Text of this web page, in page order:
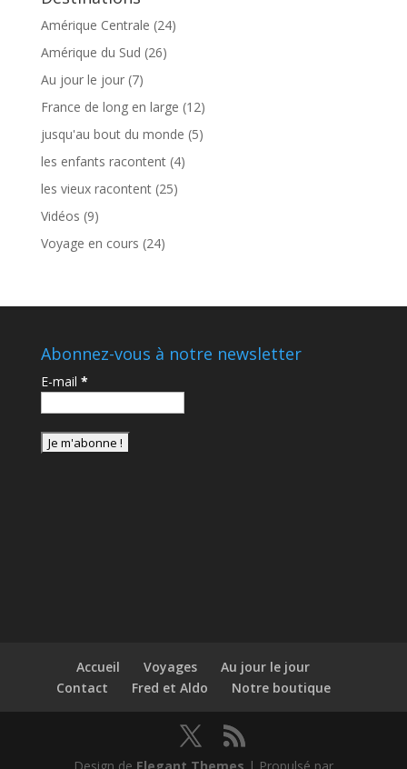
Amérique Centrale (24)
Amérique du Sud (26)
Au jour le jour(7)
France de long en large (12)
jusqu'au bout du monde (5)
les enfants racontent(4)
les vieux racontent(25)
Vidéos (9)
Voyage en cours (24)
Abonnez-vous à notre newsletter
E-mail *
Accueil Voyages
Au jour le jour
Contact
Fred et Aldo Notre boutique